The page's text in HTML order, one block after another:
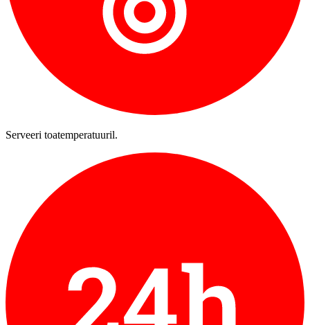
Serveeri toatemperatuuril.